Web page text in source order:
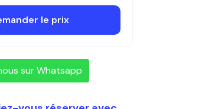
le prix
sur Whatsapp